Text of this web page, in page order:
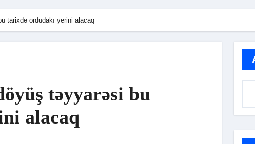
tarixdə ordudakı yerini alacaq
təyyarəsi bu
alacaq